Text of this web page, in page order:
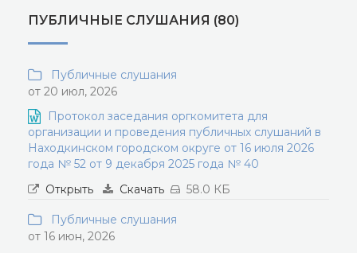
ПУБЛИЧНЫЕ СЛУШАНИЯ (80)
Публичные слушания
от 20 июл, 2026
Протокол заседания оргкомитета для
организации и проведения публичных слушаний в
Находкинском городском округе от 16 июля 2026
года № 52 от 9 декабря 2025 года № 40
Открыть
Скачать 58.0 КБ
Публичные слушания
от 16 июн, 2026